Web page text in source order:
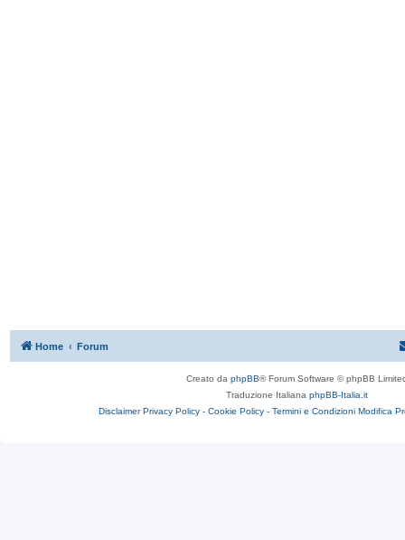
Home Forum
Creato da phpBB® Forum Software © phpBB
Traduzione Italiana phpBB-Italia.it
Disclaimer Privacy Policy - Cookie Policy - Termini e Condizioni Modifica